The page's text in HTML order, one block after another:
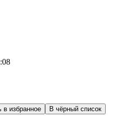
в избранное
В чёрный список